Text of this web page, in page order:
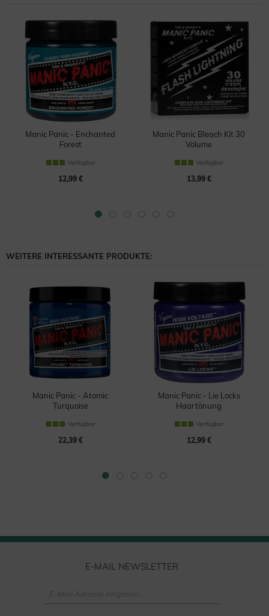
Manic Panic - Enchanted
Forest
Verfügbar
12,99 €
Manic Panic Bleach Kit 30
Volume
Verfügbar
13,99 €
WEITERE INTERESSANTE PRODUKTE:
Manic Panic - Atomic
Turquoise
Verfügbar
22,39 €
Manic Panic - Lie Locks
Haartönung
Verfügbar
12,99 €
E-MAIL NEWSLETTER